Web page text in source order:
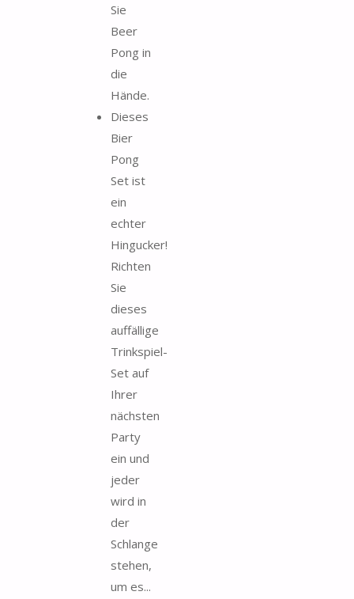
Sie
Beer
Pong in
die
Hände.
Dieses
Bier
Pong
Set ist
ein
echter
Hingucker!
Richten
Sie
dieses
auffällige
Trinkspiel-
Set auf
Ihrer
nächsten
Party
ein und
jeder
wird in
der
Schlange
stehen,
um es...